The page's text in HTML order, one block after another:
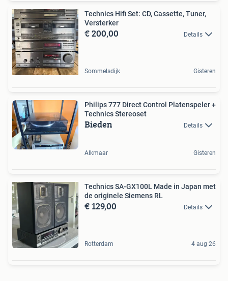
Technics Hifi Set: CD, Cassette, Tuner,
Versterker
€ 200,00 Details
Sommelsdijk Gisteren
Philips 777 Direct Control Platenspeler +
Technics Stereoset
Bieden Details
Alkmaar Gisteren
Technics SA-GX100L Made in Japan met
de originele Siemens RL
€ 129,00 Details
Rotterdam 4 aug 26